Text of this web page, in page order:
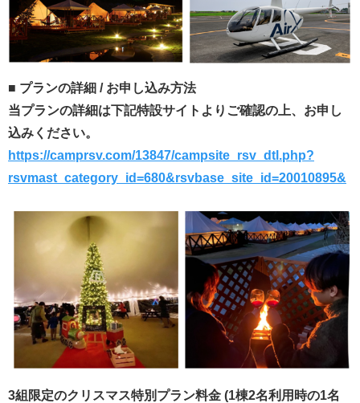
■ プランの詳細 / お申し込み方法
当プランの詳細は下記特設サイトよりご確認の上、お申し
込みください。
https://camprsv.com/13847/campsite_rsv_dtl.php?
rsvmast_category_id=680&rsvbase_site_id=20010895&
3組限定のクリスマス特別プラン料金 (1棟2名利用時の1名